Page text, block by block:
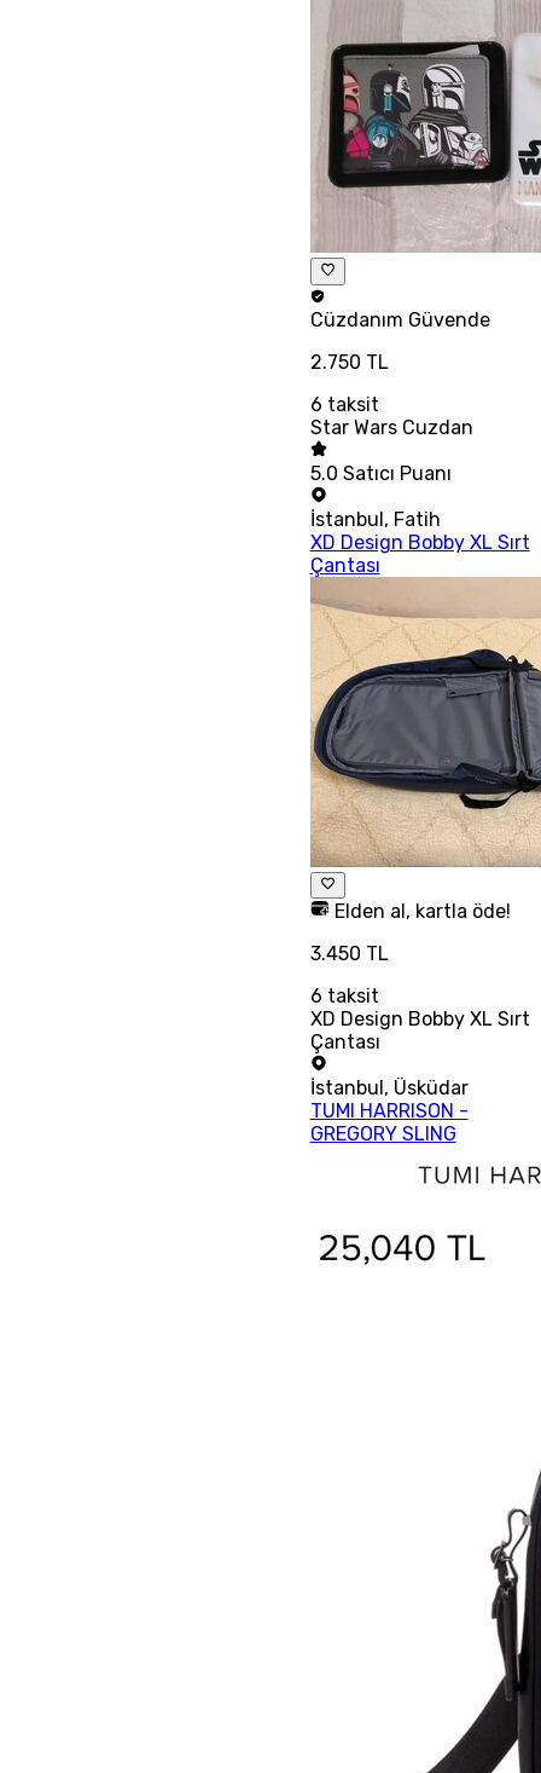
Cüzdanım Güvende
2.750 TL
6 taksit
Star Wars Cuzdan
5.0 Satıcı Puanı
İstanbul, Fatih
XD Design Bobby XL Sırt
Çantası
Elden al, kartla öde!
3.450 TL
6 taksit
XD Design Bobby XL Sırt
Çantası
İstanbul, Üsküdar
TUMI HARRISON -
GREGORY SLING